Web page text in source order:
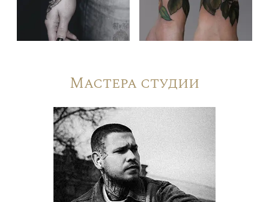
Мастера студии